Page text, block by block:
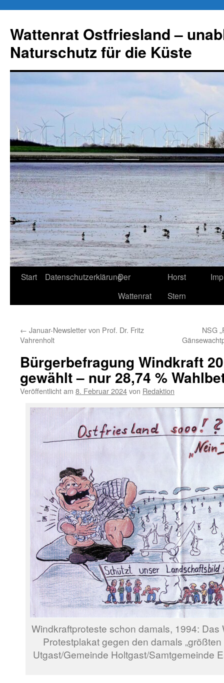
springen
Wattenrat Ostfriesland –
Naturschutz für die Küste
Start DatenschutzerklärungDer
Wattenrat
Horst
Stern
← Januar-Newsletter von Prof. Dr. Fritz
Vahrenholt
NSG
Bürgerbefragung Windkraft
gewählt – nur 28,74 %
Veröffentlicht am 8. Februar 2024von Redaktion
Windkraftproteste schon damals, 1994:
Protestplakat gegen den damals
Utgast/Gemeinde Holtgast/Samtgemeinde